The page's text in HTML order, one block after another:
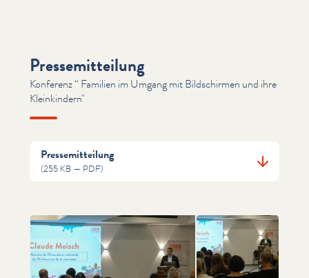
Pressemitteilung
Konferenz ​“ Familien im Umgang mit Bildschirmen und ihre
Kleinkindern"
Pressemitteilung
(255 KB — PDF)